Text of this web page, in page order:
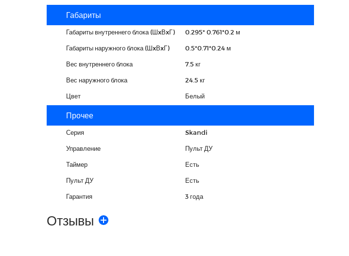
Габариты
Габариты внутреннего блока (ШxВxГ) 0.295* 0.761*0.2 м
Габариты наружного блока (ШxВxГ) 0.5*0.71*0.24 м
Вес внутреннего блока 7.5 кг
Вес наружного блока 24.5 кг
Цвет Белый
Прочее
Серия Skandi
Управление Пульт ДУ
Таймер Есть
Пульт ДУ Есть
Гарантия 3 года
Отзывы